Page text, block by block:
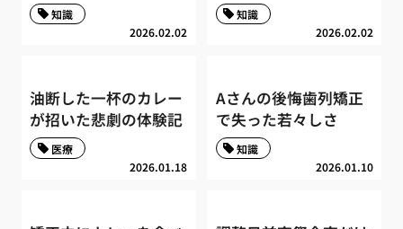
2026.02.02
知識
2026.02.02
知識
油断した一杯のカレー
が招いた悲劇の体験記
2026.01.18
医療
Aさんの後悔歯列矯正
で失った若々しさ
2026.01.10
知識